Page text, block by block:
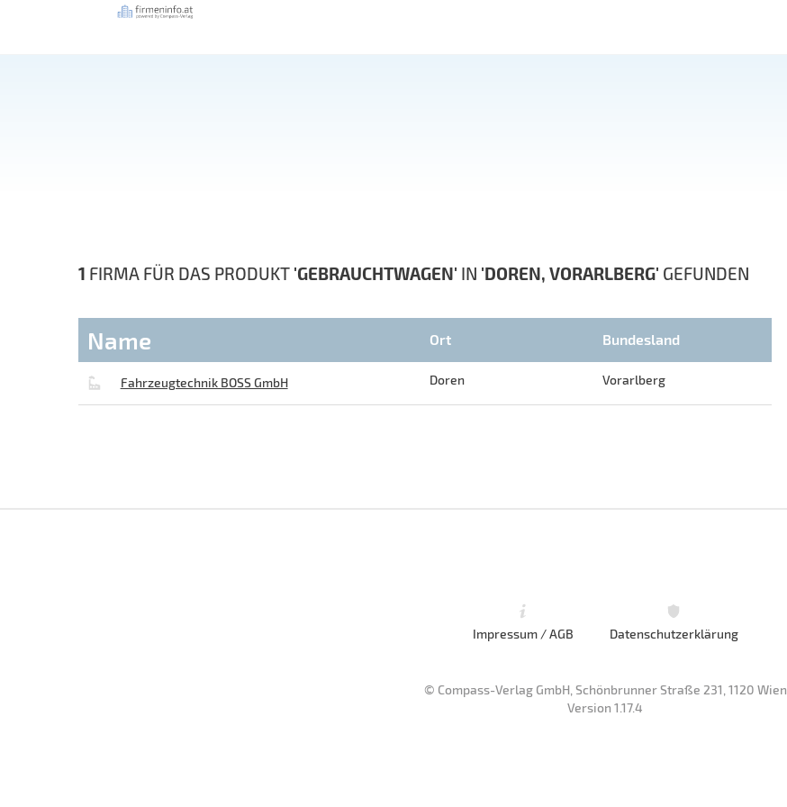
1 FIRMA FÜR DAS PRODUKT 'GEBRAUCHTWAGEN' IN 'DOREN, VORARLBERG' GEFUNDEN
Name Ort Bundesland
Fahrzeugtechnik BOSS GmbH Doren Vorarlberg
Impressum / AGB Datenschutzerklärung
© Compass-Verlag GmbH, Schönbrunner Straße 231, 1120 Wien
Version 1.17.4